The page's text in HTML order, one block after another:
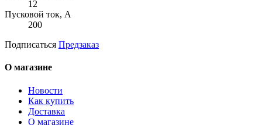
12
Пусковой ток, А
200
Подписаться Предзаказ
О магазине
Новости
Как купить
Доставка
О магазине